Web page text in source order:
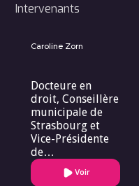
Intervenants
Caroline Zorn
Docteure en
droit, Conseillère
municipale de
Strasbourg et
Vice-Présidente
de
l’Eurométropole
de Strasbourg
Voir